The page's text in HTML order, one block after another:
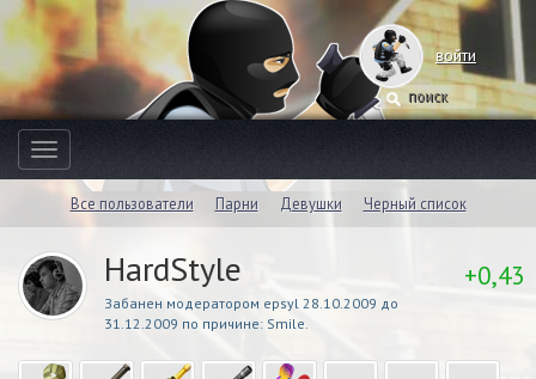
войти
Toggle
navigation
Все пользователи Парни Девушки Черный список
HardStyle
Забанен модератором epsyl 28.10.2009 до
31.12.2009 по причине: Smile.
+0,43